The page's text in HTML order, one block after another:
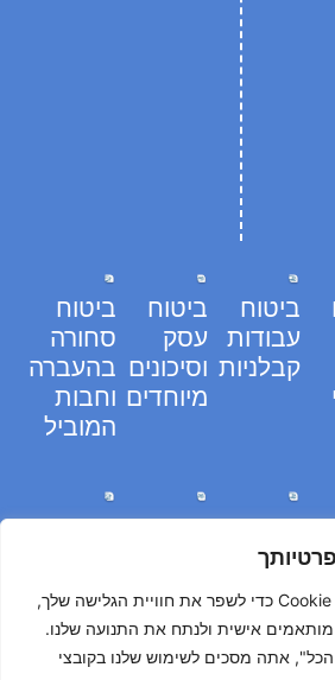
אנו משתמשים בקובצי Cookie כדי לשפר את חוויית הגלישה שלך,
מותאמים אישית ולנתח את התנועה שלנו.
אתה מסכים לשימוש שלנו בקובצי
ביטוח
עבודות
קבלניות
ביטוח
עסק
וסיכונים
מיוחדים
ביטוח
סחורה
בהעברה
וחבות
המוביל
ביטוח
חבות
ביטוח
ואבטחה
ביטוח